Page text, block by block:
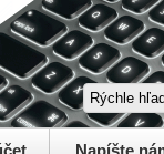
Napíšte